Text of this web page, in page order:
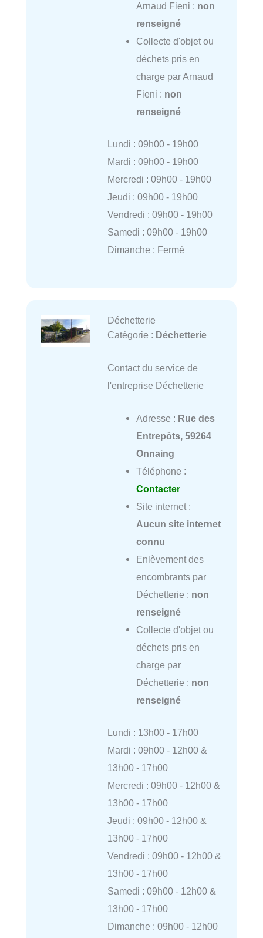
Arnaud Fieni : non
renseigné
Collecte d'objet ou
déchets pris en
charge par Arnaud
Fieni : non
renseigné
Lundi : 09h00 - 19h00
Mardi : 09h00 - 19h00
Mercredi : 09h00 - 19h00
Jeudi : 09h00 - 19h00
Vendredi : 09h00 - 19h00
Samedi : 09h00 - 19h00
Dimanche : Fermé
Déchetterie
Catégorie : Déchetterie
Contact du service de
l'entreprise Déchetterie
Adresse : Rue des
Entrepôts, 59264
Onnaing
Téléphone :
Contacter
Site internet :
Aucun site internet
connu
Enlèvement des
encombrants par
Déchetterie : non
renseigné
Collecte d'objet ou
déchets pris en
charge par
Déchetterie : non
renseigné
Lundi : 13h00 - 17h00
Mardi : 09h00 - 12h00 &
13h00 - 17h00
Mercredi : 09h00 - 12h00 &
13h00 - 17h00
Jeudi : 09h00 - 12h00 &
13h00 - 17h00
Vendredi : 09h00 - 12h00 &
13h00 - 17h00
Samedi : 09h00 - 12h00 &
13h00 - 17h00
Dimanche : 09h00 - 12h00